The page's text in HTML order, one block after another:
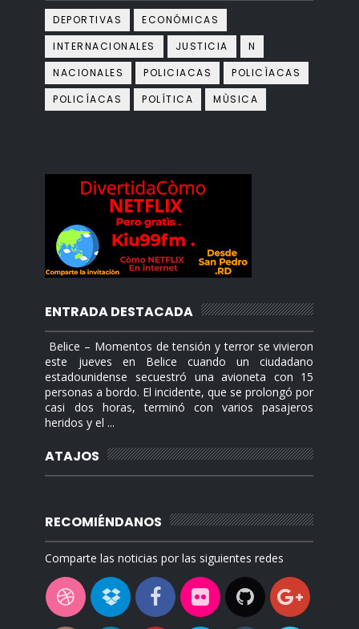
DEPORTIVAS
ECONÓMICAS
INTERNACIONALES
JUSTICIA
N
NACIONALES
POLICIACAS
POLICÌACAS
POLICÍACAS
POLÍTICA MÙSICA
ENTRADA DESTACADA
Belice – Momentos de tensión y terror se vivieron
este jueves en Belice cuando un ciudadano
estadounidense secuestró una avioneta con 15
personas a bordo. El incidente, que se prolongó por
casi dos horas, terminó con varios pasajeros
heridos y el ...
ATAJOS
RECOMIÉNDANOS
Comparte las noticias por las siguientes redes